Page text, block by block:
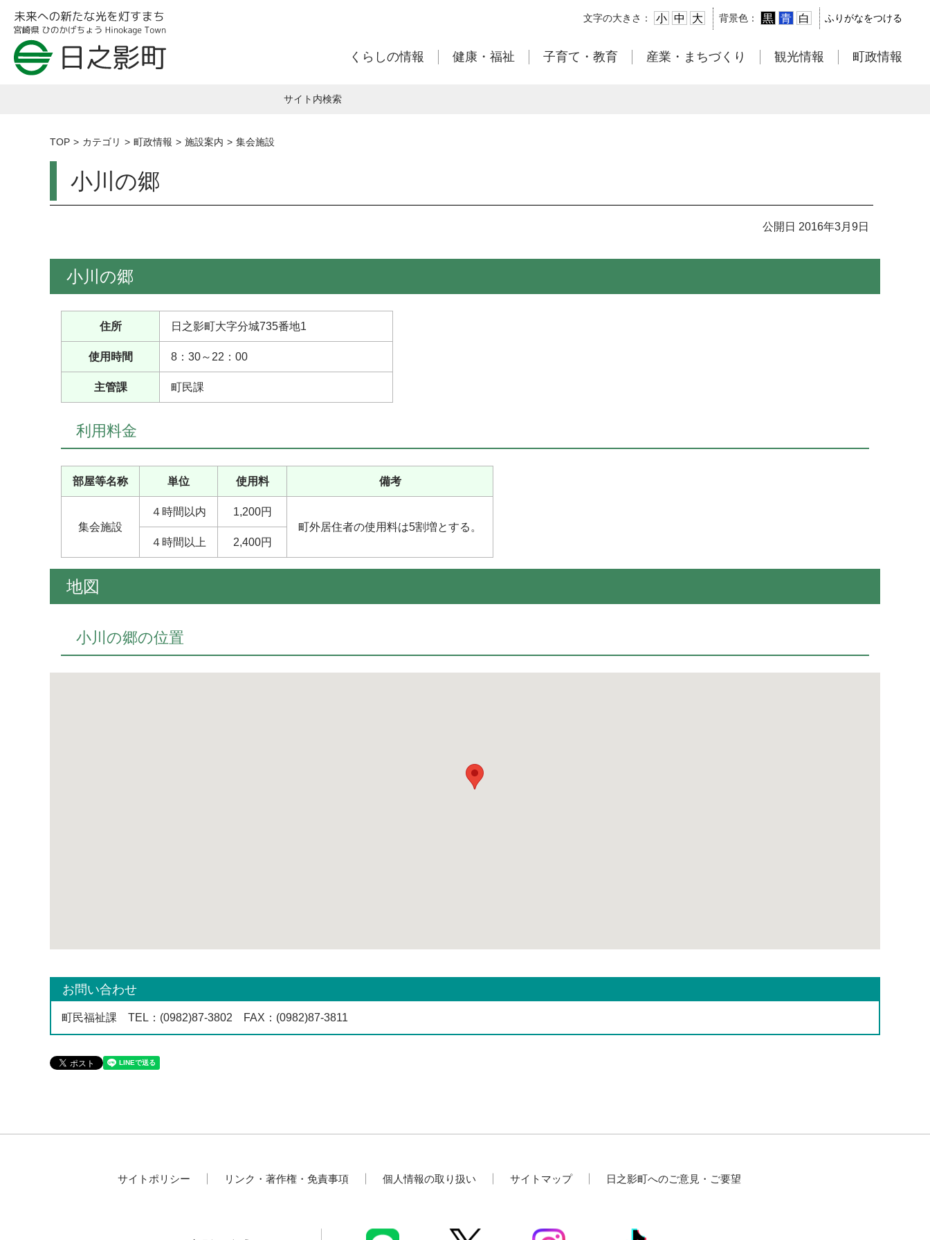
文字の大きさ： 小 中 大 背景色： 黒 青 白 ふりがなをつける
くらしの情報 健康・福祉 子育て・教育 産業・まちづくり 観光情報 町政情報
サイト内検索
TOP カテゴリ 町政情報 施設案内 集会施設
小川の郷
公開日 2016年3月9日
小川の郷
住所 日之影町大字分城735番地1
使用時間 8：30～22：00
主管課 町民課
利用料金
部屋等名称 単位 使用料 備考
集会施設
４時間以内
1,200円
町外居住者の使用料は5割増とする。
４時間以上
2,400円
地図
小川の郷の位置
お問い合わせ
町民福祉課 TEL ：(0982)87-3802 FAX ：(0982)87-3811
サイトポリシー リンク・著作権・免責事項 個人情報の取り扱い サイトマップ 日之影町へのご意見・ご要望